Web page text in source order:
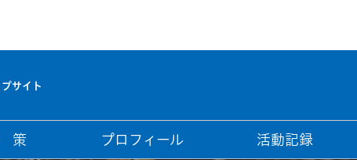
サイト
策 プロフィール 活動記録